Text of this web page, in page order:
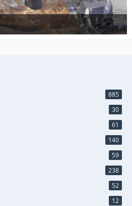
885
30
61
140
59
238
52
12